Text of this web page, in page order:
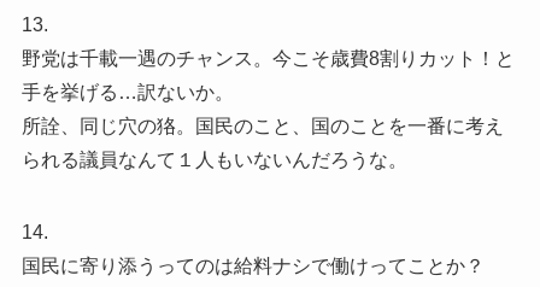
13.
野党は千載一遇のチャンス。今こそ歳費8割りカット！と
手を挙げる…訳ないか。
所詮、同じ穴の狢。国民のこと、国のことを一番に考え
られる議員なんて１人もいないんだろうな。
14.
国民に寄り添うってのは給料ナシで働けってことか？